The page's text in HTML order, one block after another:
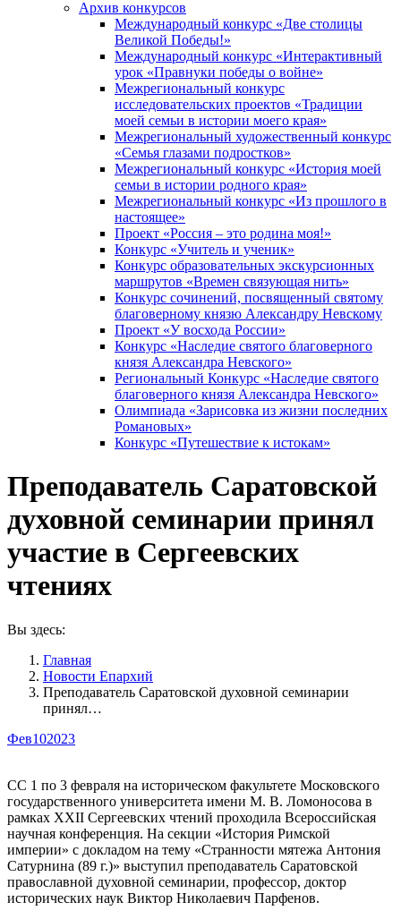
Архив конкурсов
Международный конкурс «Две столицы
Великой Победы!»
Международный конкурс «Интерактивный
урок «Правнуки победы о войне»
Межрегиональный конкурс
исследовательских проектов «Традиции
моей семьи в истории моего края»
Межрегиональный художественный конкурс
«Семья глазами подростков»
Межрегиональный конкурс «История моей
семьи в истории родного края»
Межрегиональный конкурс «Из прошлого в
настоящее»
Проект «Россия – это родина моя!»
Конкурс «Учитель и ученик»
Конкурс образовательных экскурсионных
маршрутов «Времен связующая нить»
Конкурс сочинений, посвященный святому
благоверному князю Александру Невскому
Проект «У восхода России»
Конкурс «Наследие святого благоверного
князя Александра Невского»
Региональный Конкурс «Наследие святого
благоверного князя Александра Невского»
Олимпиада «Зарисовка из жизни последних
Романовых»
Конкурс «Путешествие к истокам»
Преподаватель Саратовской
духовной семинарии принял
участие в Сергеевских
чтениях
Вы здесь:
Главная
Новости Епархий
Преподаватель Саратовской духовной семинарии
принял…
Фев102023
СС 1 по 3 февраля на историческом факультете Московского
государственного университета имени М. В. Ломоносова в
рамках XXII Сергеевских чтений проходила Всероссийская
научная конференция. На секции «История Римской
империи» с докладом на тему «Странности мятежа Антония
Сатурнина (89 г.)» выступил преподаватель Саратовской
православной духовной семинарии, профессор, доктор
исторических наук Виктор Николаевич Парфенов.